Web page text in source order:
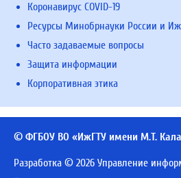
Коронавирус COVID-19
Ресурсы Минобрнауки России и
Часто задаваемые вопросы
Защита информации
Корпоративная этика
© ФГБОУ ВО «ИжГТУ имени М.Т.
Разработка © 2026 Управление